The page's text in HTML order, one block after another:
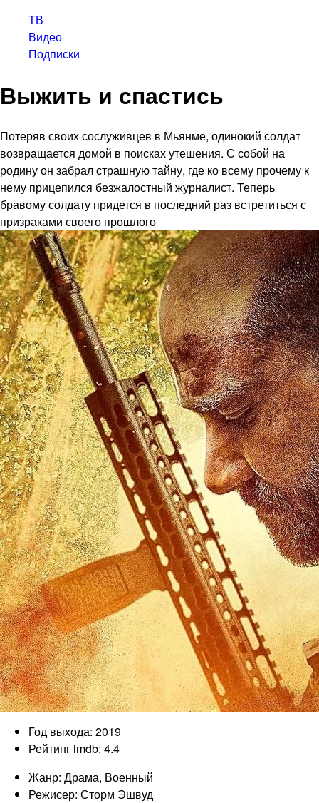
ТВ
Видео
Подписки
Выжить и спастись
Потеряв своих сослуживцев в Мьянме, одинокий солдат
возвращается домой в поисках утешения. С собой на
родину он забрал страшную тайну, где ко всему прочему к
нему прицепился безжалостный журналист. Теперь
бравому солдату придется в последний раз встретиться с
призраками своего прошлого
Год выхода: 2019
Рейтинг imdb: 4.4
Жанр: Драма, Военный
Режисер: Сторм Эшвуд